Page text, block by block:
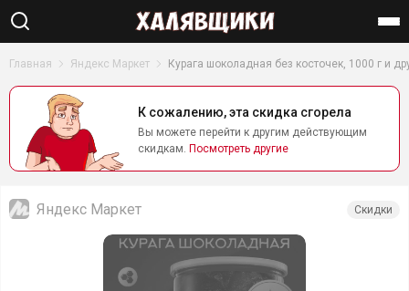
Найти
Главная Яндекс Маркет Курага шоколадная без косточек, 1000 г и
К сожалению, эта скидка сгорела
Вы можете перейти к другим действующим
скидкам. Посмотреть другие
Яндекс Маркет Скидки